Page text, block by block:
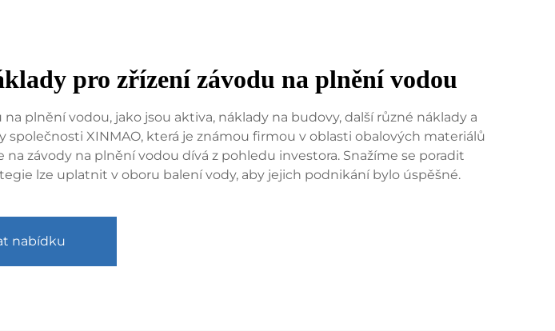
pro zřízení závodu na plnění vodou
plnění vodou, jako jsou aktiva, náklady na budovy, další různé náklady a
XINMAO, která je známou firmou v oblasti obalových materiálů
závody na plnění vodou dívá z pohledu investora. Snažíme se poradit
lze uplatnit v oboru balení vody, aby jejich podnikání bylo úspěšné.
nabídku